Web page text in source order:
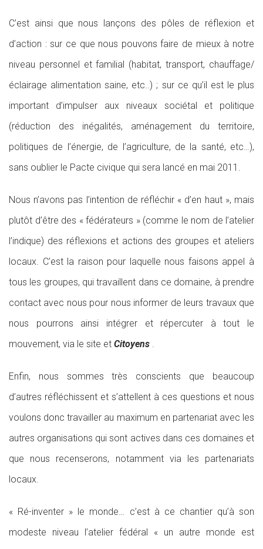
C’est ainsi que nous lançons des pôles de réflexion et
d’action : sur ce que nous pouvons faire de mieux à notre
niveau personnel et familial (habitat, transport, chauffage/
éclairage alimentation saine, etc..) ; sur ce qu’il est le plus
important d’impulser aux niveaux sociétal et politique
(réduction des inégalités, aménagement du territoire,
politiques de l’énergie, de l’agriculture, de la santé, etc…),
sans oublier le Pacte civique qui sera lancé en mai 2011.
Nous n’avons pas l’intention de réfléchir « d’en haut », mais
plutôt d’être des « fédérateurs » (comme le nom de l’atelier
l’indique) des réflexions et actions des groupes et ateliers
locaux. C’est la raison pour laquelle nous faisons appel à
tous les groupes, qui travaillent dans ce domaine, à prendre
contact avec nous pour nous informer de leurs travaux que
nous pourrons ainsi intégrer et répercuter à tout le
mouvement, via le site et Citoyens .
Enfin, nous sommes très conscients que beaucoup
d’autres réfléchissent et s’attellent à ces questions et nous
voulons donc travailler au maximum en partenariat avec les
autres organisations qui sont actives dans ces domaines et
que nous recenserons, notamment via les partenariats
locaux.
« Ré-inventer » le monde… c’est à ce chantier qu’à son
modeste niveau l’atelier fédéral « un autre monde est